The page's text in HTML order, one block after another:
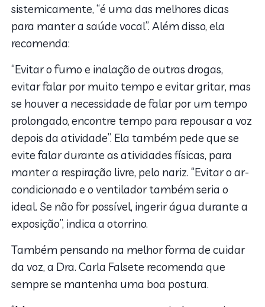
sistemicamente, “é uma das melhores dicas
para manter a saúde vocal”. Além disso, ela
recomenda:
“Evitar o fumo e inalação de outras drogas,
evitar falar por muito tempo e evitar gritar, mas
se houver a necessidade de falar por um tempo
prolongado, encontre tempo para repousar a voz
depois da atividade”. Ela também pede que se
evite falar durante as atividades físicas, para
manter a respiração livre, pelo nariz. “Evitar o ar-
condicionado e o ventilador também seria o
ideal. Se não for possível, ingerir água durante a
exposição”, indica a otorrino.
Também pensando na melhor forma de cuidar
da voz, a Dra. Carla Falsete recomenda que
sempre se mantenha uma boa postura.